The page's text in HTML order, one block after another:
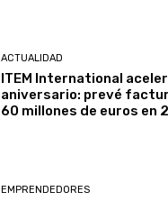
ACTUALIDAD
ITEM International
aniversario: prevé
60 millones de euros en
EMPRENDEDORES